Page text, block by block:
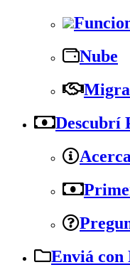
Nube
Descubrí
Enviá con